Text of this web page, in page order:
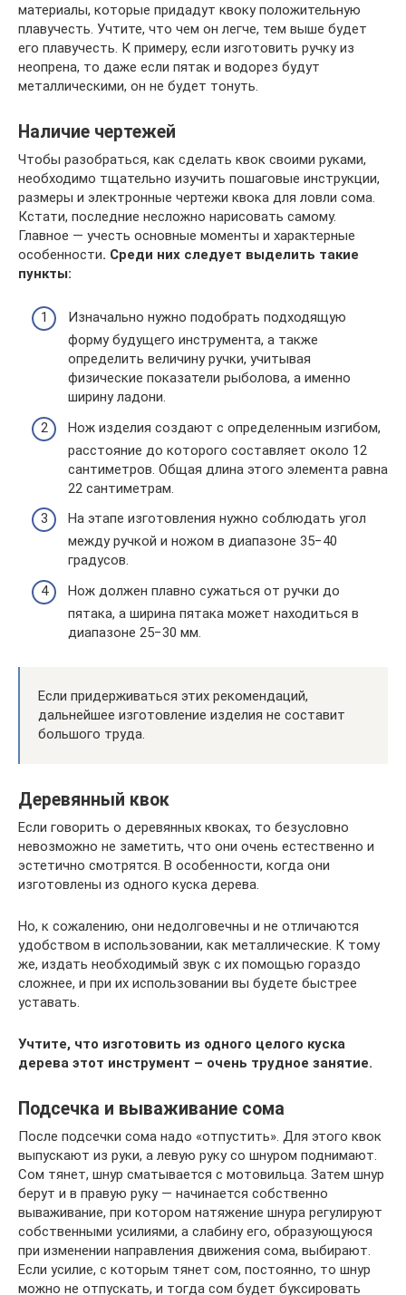
материалы, которые придадут квоку положительную
плавучесть. Учтите, что чем он легче, тем выше будет
его плавучесть. К примеру, если изготовить ручку из
неопрена, то даже если пятак и водорез будут
металлическими, он не будет тонуть.
Наличие чертежей
Чтобы разобраться, как сделать квок своими руками,
необходимо тщательно изучить пошаговые инструкции,
размеры и электронные чертежи квока для ловли сома.
Кстати, последние несложно нарисовать самому.
Главное — учесть основные моменты и характерные
особенности. Среди них следует выделить такие
пункты:
Изначально нужно подобрать подходящую
форму будущего инструмента, а также
определить величину ручки, учитывая
физические показатели рыболова, а именно
ширину ладони.
Нож изделия создают с определенным изгибом,
расстояние до которого составляет около 12
сантиметров. Общая длина этого элемента равна
22 сантиметрам.
На этапе изготовления нужно соблюдать угол
между ручкой и ножом в диапазоне 35−40
градусов.
Нож должен плавно сужаться от ручки до
пятака, а ширина пятака может находиться в
диапазоне 25−30 мм.
Если придерживаться этих рекомендаций,
дальнейшее изготовление изделия не составит
большого труда.
Деревянный квок
Если говорить о деревянных квоках, то безусловно
невозможно не заметить, что они очень естественно и
эстетично смотрятся. В особенности, когда они
изготовлены из одного куска дерева.
Но, к сожалению, они недолговечны и не отличаются
удобством в использовании, как металлические. К тому
же, издать необходимый звук с их помощью гораздо
сложнее, и при их использовании вы будете быстрее
уставать.
Учтите, что изготовить из одного целого куска
дерева этот инструмент – очень трудное занятие.
Подсечка и вываживание сома
После подсечки сома надо «отпустить». Для этого квок
выпускают из руки, а левую руку со шнуром поднимают.
Сом тянет, шнур сматывается с мотовильца. Затем шнур
берут и в правую руку — начинается собственно
вываживание, при котором натяжение шнура регулируют
собственными усилиями, а слабину его, образующуюся
при изменении направления движения сома, выбирают.
Если усилие, с которым тянет сом, постоянно, то шнур
можно не отпускать, и тогда сом будет буксировать